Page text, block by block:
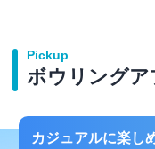
Pickup
ボウリング
カジュアルに楽